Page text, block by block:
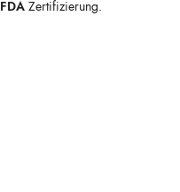
FDA Zertifizierung.